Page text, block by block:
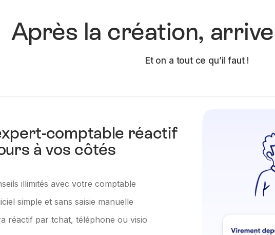
Après la création,
Et on a tout ce qu’il faut !
comptable réactif
à vos côtés
illimités avec votre comptable
simple et sans saisie manuelle
réactif par tchat, téléphone ou visio